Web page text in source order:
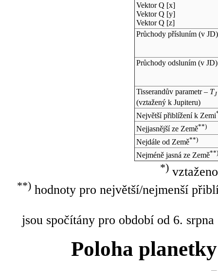
Vektor Q [x]
Vektor Q [y]
Vektor Q [z]
Průchody přísluním (v JD)
Průchody odsluním (v JD)
Tisserandův parametr – TJ
(vztažený k Jupiteru)
Největší přiblížení k Zemi
Nejjasnější ze Země**)
Nejdále od Země**)
Nejméně jasná ze Země**)
*)
**)hodnoty pro největší/nejmenší
jsou spočítány pro období od 6.
Poloha